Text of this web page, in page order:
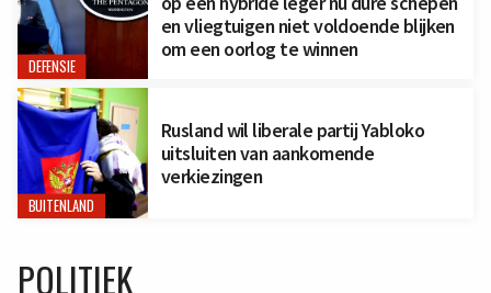
DEFENSIE
en vliegtuigen niet voldoende blijken
om een oorlog te winnen
BUITENLAND
Rusland wil liberale partij Yabloko
uitsluiten van aankomende
verkiezingen
POLITIEK